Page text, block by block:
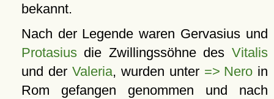
bekannt.
Nach der Legende waren Gervasius und
Protasiusdie Zwillingssöhne des Vitalis
und der Valeria, wurden unter => Neroin
Rom gefangen genommen und nach